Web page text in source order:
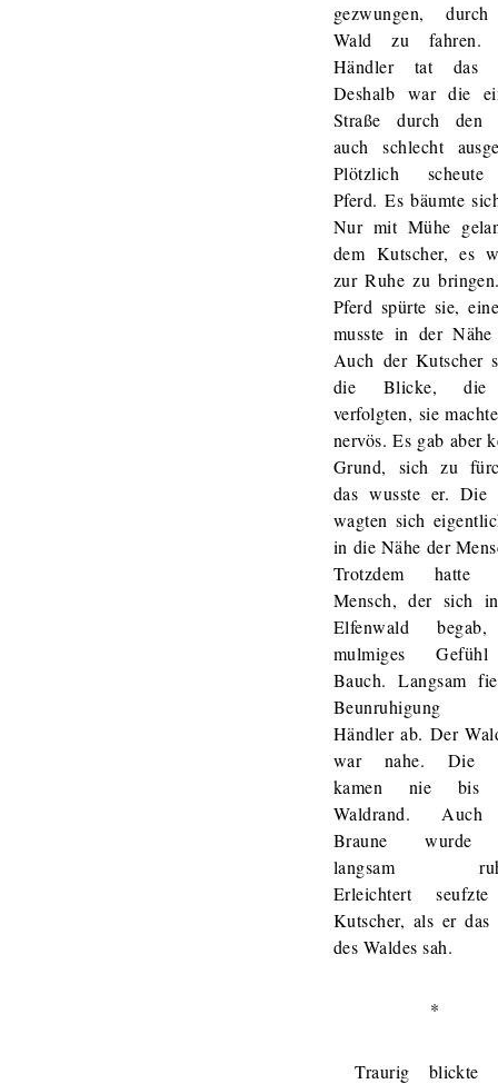
gezwungen,
Wald zu fahren.
Händler tat das
Deshalb war die
Straße durch den
auch schlecht
Plötzlich
Pferd. Es bäumte
Nur mit Mühe
dem Kutscher, es
zur Ruhe zu
Pferd spürte sie,
musste in der Nähe
Auch der Kutscher
die Blicke,
verfolgten, sie
nervös. Es gab aber
Grund, sich zu
das wusste er. Die
wagten sich
in die Nähe der
Trotzdem hatte
Mensch, der sich
Elfenwald
mulmiges
Bauch. Langsam
Beunruhigung
Händler ab. Der
war nahe. Die
kamen nie bis
Waldrand.
Braune wurde
langsam
Erleichtert
Kutscher, als er das
des Waldes sah.
*
Traurig blickte